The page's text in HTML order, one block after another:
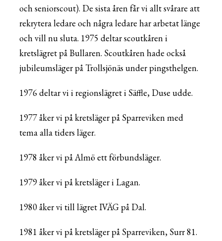
och seniorscout). De sista åren får vi allt svårare att
rekrytera ledare och några ledare har arbetat länge
och vill nu sluta. 1975 deltar scoutkåren i
kretslägret på Bullaren. Scoutkåren hade också
jubileumsläger på Trollsjönäs under pingsthelgen.
1976 deltar vi i regionslägret i Säffle, Duse udde.
1977 åker vi på kretsläger på Sparreviken med
tema alla tiders läger.
1978 åker vi på Almö ett förbundsläger.
1979 åker vi på kretsläger i Lagan.
1980 åker vi till lägret IVÄG på Dal.
1981 åker vi på kretsläger på Sparreviken, Surr 81.